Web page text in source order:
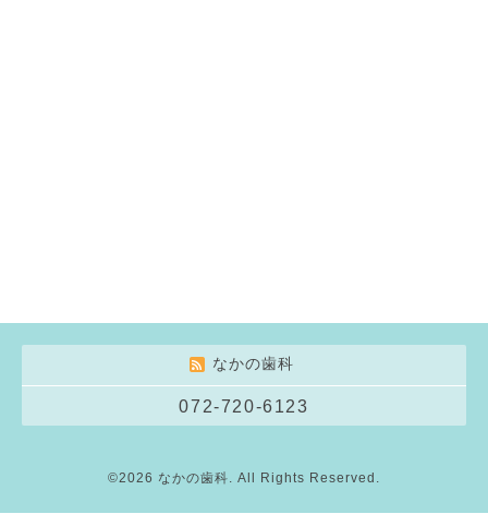
なかの歯科
072-720-6123
©2026 なかの歯科. All Rights Reserved.